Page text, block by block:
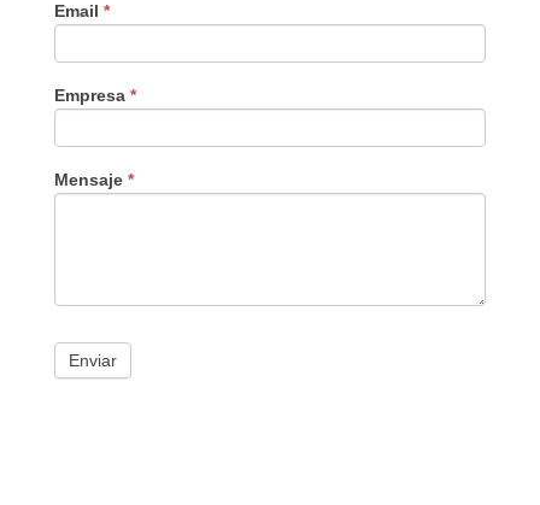
Email *
Empresa *
Mensaje *
Enviar